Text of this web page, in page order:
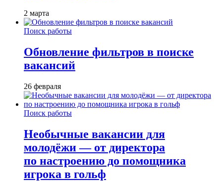
2 марта
Поиск работы
Обновление фильтров в поиске
вакансий
26 февраля
Поиск работы
Необычные вакансии для
молодёжи — от директора
по настроению до помощника
игрока в гольф